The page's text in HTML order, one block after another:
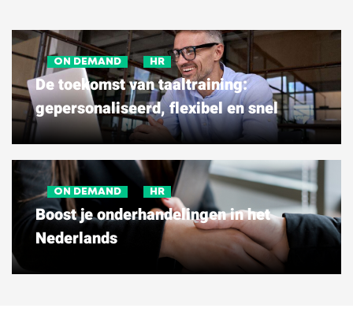
ON DEMAND HR
De toekomst van taaltraining:
gepersonaliseerd, flexibel en snel
ON DEMAND HR
Boost je onderhandelingen in het
Nederlands